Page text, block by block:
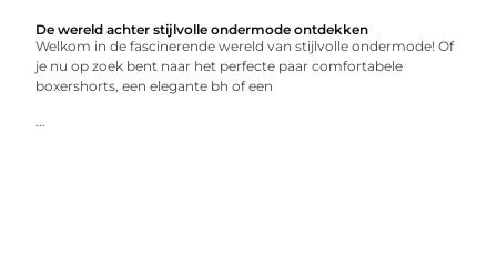
De wereld achter stijlvolle ondermode ontdekken
Welkom in de fascinerende wereld van stijlvolle ondermode! Of
je nu op zoek bent naar het perfecte paar comfortabele
boxershorts, een elegante bh of een
...